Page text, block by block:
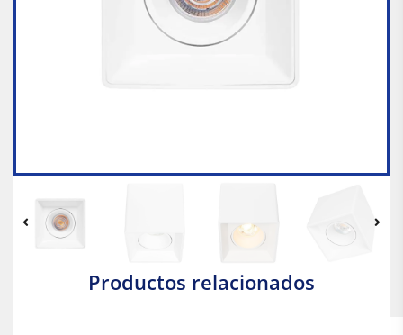
Productos relacionados